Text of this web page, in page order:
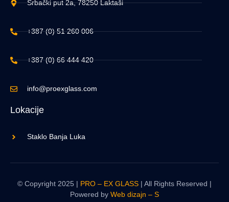
Srbački put 2a, 78250 Laktaši
+387 (0) 51 260 006
+387 (0) 66 444 420
info@proexglass.com
Lokacije
Staklo Banja Luka
© Copyright 2025 | PRO – EX GLASS | All Rights Reserved |
Powered by Web dizajn – S